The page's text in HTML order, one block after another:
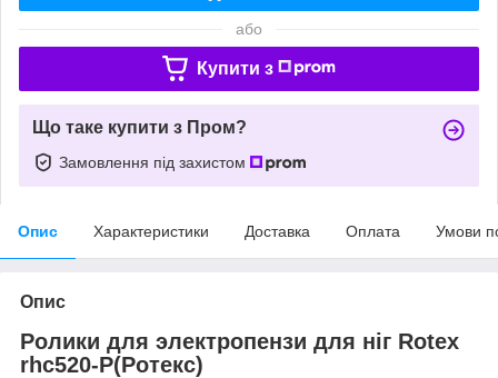
або
Купити з
Що таке купити з Пром?
Замовлення під захистом
Опис Характеристики Доставка Оплата Умови
Опис
Ролики для электропензи для ніг Rotex
rhc520-P(Ротекс)